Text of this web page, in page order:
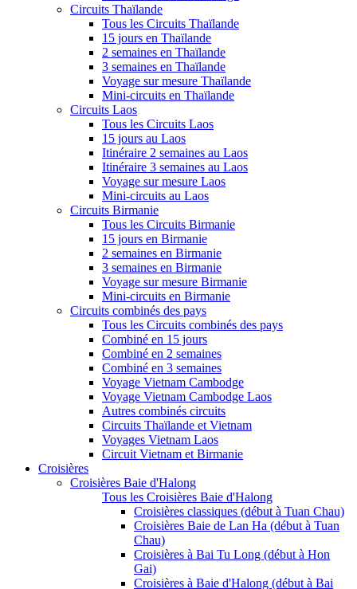
Circuits Thaïlande
Tous les Circuits Thaïlande
15 jours en Thaïlande
2 semaines en Thaïlande
3 semaines en Thaïlande
Voyage sur mesure Thaïlande
Mini-circuits en Thaïlande
Circuits Laos
Tous les Circuits Laos
15 jours au Laos
Itinéraire 2 semaines au Laos
Itinéraire 3 semaines au Laos
Voyage sur mesure Laos
Mini-circuits au Laos
Circuits Birmanie
Tous les Circuits Birmanie
15 jours en Birmanie
2 semaines en Birmanie
3 semaines en Birmanie
Voyage sur mesure Birmanie
Mini-circuits en Birmanie
Circuits combinés des pays
Tous les Circuits combinés des pays
Combiné en 15 jours
Combiné en 2 semaines
Combiné en 3 semaines
Voyage Vietnam Cambodge
Voyage Vietnam Cambodge Laos
Autres combinés circuits
Circuits Thaïlande et Vietnam
Voyages Vietnam Laos
Circuit Vietnam et Birmanie
Croisières
Croisières Baie d'Halong
Tous les Croisières Baie d'Halong
Croisières classiques (début à Tuan Chau)
Croisières Baie de Lan Ha (début à Tuan
Chau)
Croisières à Bai Tu Long (début à Hon
Gai)
Croisières à Baie d'Halong (début à Bai